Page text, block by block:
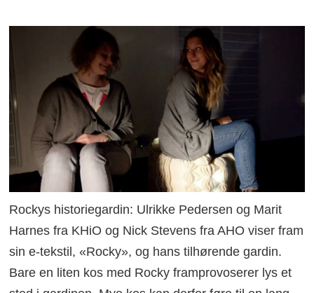
Rockys historiegardin: Ulrikke Pedersen og Marit
Harnes fra KHiO og Nick Stevens fra AHO viser fram
sin e-tekstil, «Rocky», og hans tilhørende gardin.
Bare en liten kos med Rocky framprovoserer lys et